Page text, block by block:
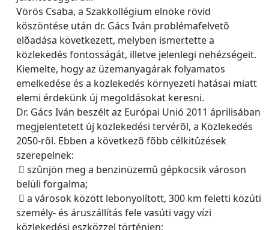
Vörös Csaba, a Szakkollégium elnöke rövid
köszöntése után dr. Gács Iván problémafelvetõ
elõadása következett, melyben ismertette a
közlekedés fontosságát, illetve jelenlegi nehézségeit.
Kiemelte, hogy az üzemanyagárak folyamatos
emelkedése és a közlekedés környezeti hatásai miatt
elemi érdekünk új megoldásokat keresni.
Dr. Gács Iván beszélt az Európai Unió 2011 áprilisában
megjelentetett új közlekedési tervérõl, a Közlekedés
2050-rõl. Ebben a következõ fõbb célkitûzések
szerepelnek:
 szûnjön meg a benzinüzemû gépkocsik városon
belüli forgalma;
 a városok között lebonyolított, 300 km feletti közúti
személy- és áruszállítás fele vasúti vagy vízi
közlekedési eszközzel történjen;